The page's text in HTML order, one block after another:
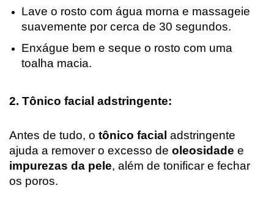
Lave o rosto com água morna e massageie
suavemente por cerca de 30 segundos.
Enxágue bem e seque o rosto com uma
toalha macia.
2. Tônico facial adstringente:
Antes de tudo, o tônico facial adstringente
ajuda a remover o excesso de oleosidade e
impurezas da pele, além de tonificar e fechar
os poros.